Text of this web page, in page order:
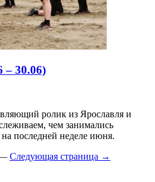
– 30.06)
ролик из Ярославля и
чем занимались
последней неделе июня.
Следующая страница →